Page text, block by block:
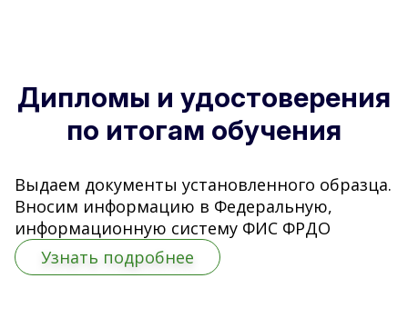
Дипломы и удостоверения
по итогам обучения
Выдаем документы установленного образца.
Вносим информацию в Федеральную,
информационную систему ФИС ФРДО
Узнать подробнее